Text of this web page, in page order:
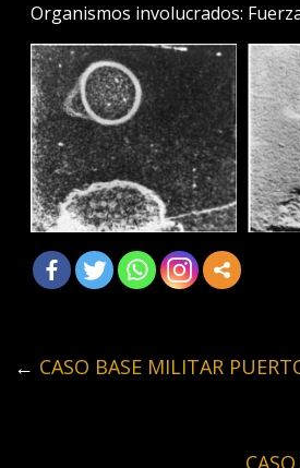
Organismos involucrados:
← CASO BASE MILITAR